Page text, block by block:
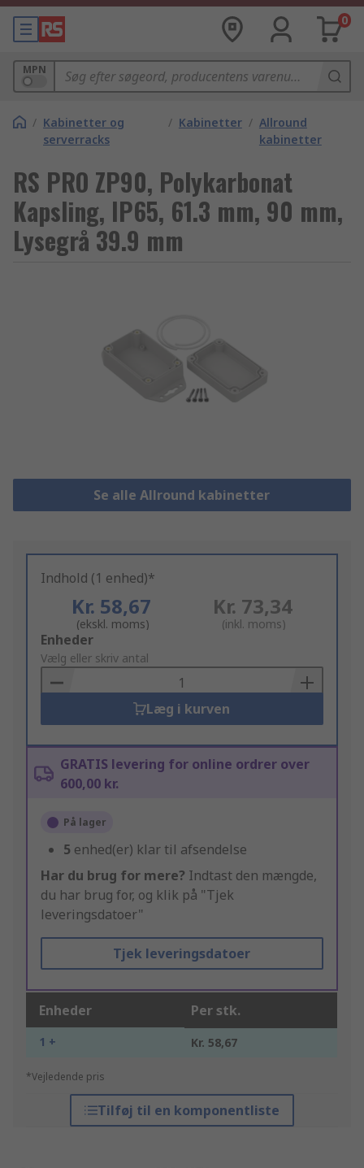
0
MPN
/ Kabinetter og
serverracks
/ Kabinetter / Allround
kabinetter
RS PRO ZP90, Polykarbonat
Kapsling, IP65, 61.3 mm, 90 mm,
Lysegrå 39.9 mm
Se alle Allround kabinetter
Indhold (1 enhed)*
Kr. 58,67
(ekskl. moms)
Kr. 73,34
(inkl. moms)
Add
to
Basket
Enheder
Vælg eller skriv antal
Læg i kurven
GRATIS levering for online ordrer over
600,00 kr.
På lager
5 enhed(er) klar til afsendelse
Har du brug for mere? Indtast den mængde,
du har brug for, og klik på "Tjek
leveringsdatoer"
Tjek leveringsdatoer
Enheder Per stk.
1 + Kr. 58,67
*Vejledende pris
Tilføj til en komponentliste